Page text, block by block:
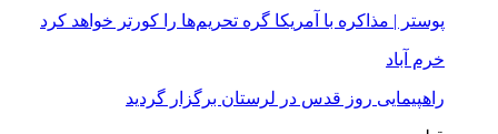
پوستر | مذاکره با آمریکا گره تحریم‌ها را کورتر خواهد کرد
خرم آباد
راهپیمایی روز قدس در لرستان برگزار گردید